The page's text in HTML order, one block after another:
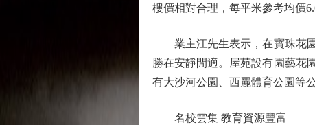
樓價相對合理，每平米參考均價
業主江先生表示，在寶珠花園
勝在安靜閒適。屋苑設有園藝花
有大沙河公園、西麗體育公園等
名校雲集 教育資源豐富